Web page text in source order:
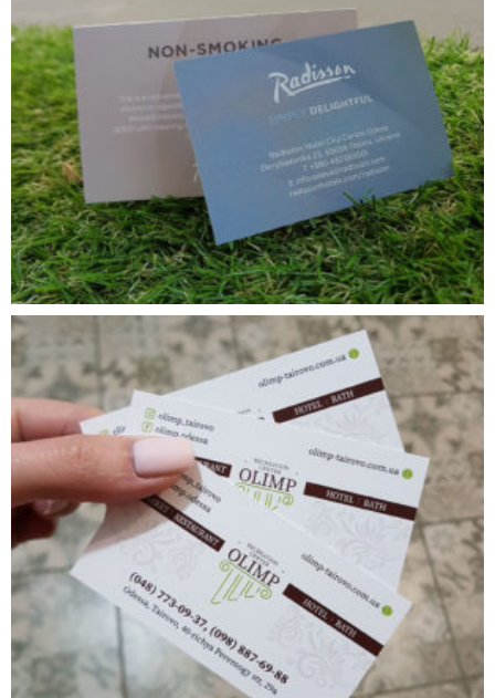
которые предназначены для этой цели.